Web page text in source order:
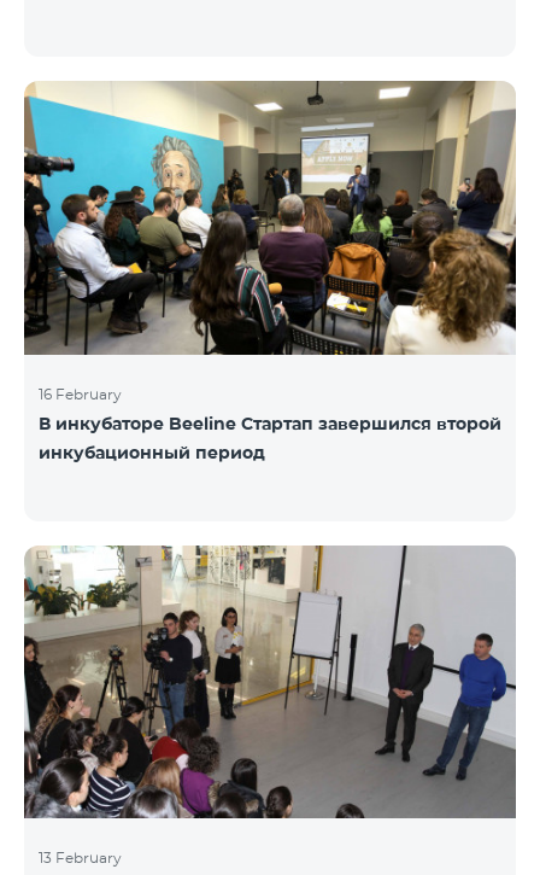
16 February
В инкубаторе Beeline Стартап завершился второй
инкубационный период
13 February